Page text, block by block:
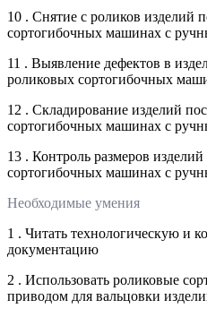
10 . Снятие с роликов изделий
сортогибочных машинах с
11 . Выявление дефектов в
роликовых сортогибочных
12 . Складирование изделий
сортогибочных машинах с
13 . Контроль размеров
сортогибочных машинах с
Необходимые умения
1 . Читать технологическую и
документацию
2 . Использовать роликовые
приводом для вальцовки